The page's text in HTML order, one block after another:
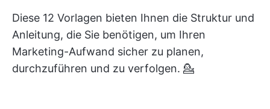
Diese 12 Vorlagen bieten Ihnen die Struktur und
Anleitung, die Sie benötigen, um Ihren
Marketing-Aufwand sicher zu planen,
durchzuführen und zu verfolgen. 💁